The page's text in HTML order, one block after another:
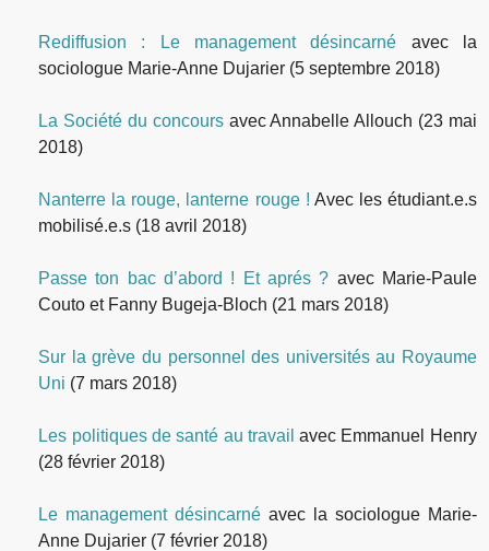
Rediffusion : Le management désincarné
avec la
sociologue Marie-Anne Dujarier (5 septembre 2018)
La Société du concours avec Annabelle Allouch (23 mai
2018)
Nanterre la rouge, lanterne rouge ! Avec les étudiant.e.s
mobilisé.e.s (18 avril 2018)
Passe ton bac d’abord ! Et aprés ? avec Marie-Paule
Couto et Fanny Bugeja-Bloch (21 mars 2018)
Sur la grève du personnel des universités au Royaume
Uni (7 mars 2018)
Les politiques de santé au travail avec Emmanuel Henry
(28 février 2018)
Le management désincarné avec la sociologue Marie-
Anne Dujarier (7 février 2018)